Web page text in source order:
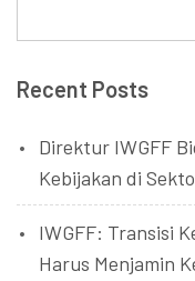
Recent Posts
Direktur IWGFF
Kebijakan di
IWGFF: Transisi
Harus Menjamin